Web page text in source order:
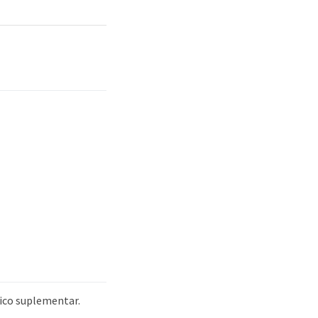
suplementar.